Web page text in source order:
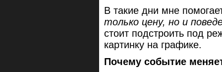
В такие дни мне
только цену, но и
стоит подстроить под
картинку на графике.
Почему событие